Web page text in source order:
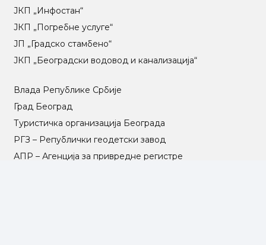
ЈКП „Инфостан“
ЈКП „Погребне услуге“
ЈП „Градско стамбено“
ЈКП „Београдски водовод и канализација“
Влада Републике Србије
Град Београд
Туристичка организација Београда
РГЗ – Републички геодетски завод
АПР – Агенција за привредне регистре